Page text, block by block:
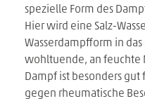
spezielle Form des
Hier wird eine Salz-
Wasserdampfform in
wohltuende, an feuchte
Dampf ist besonders
gegen rheumatische